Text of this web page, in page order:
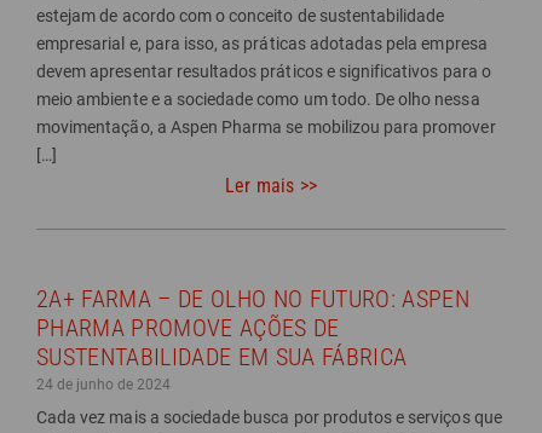
estejam de acordo com o conceito de sustentabilidade
empresarial e, para isso, as práticas adotadas pela empresa
devem apresentar resultados práticos e significativos para o
meio ambiente e a sociedade como um todo. De olho nessa
movimentação, a Aspen Pharma se mobilizou para promover
[…]
Ler mais >>
2A+ FARMA – DE OLHO NO FUTURO: ASPEN
PHARMA PROMOVE AÇÕES DE
SUSTENTABILIDADE EM SUA FÁBRICA
24 de junho de 2024
Cada vez mais a sociedade busca por produtos e serviços que